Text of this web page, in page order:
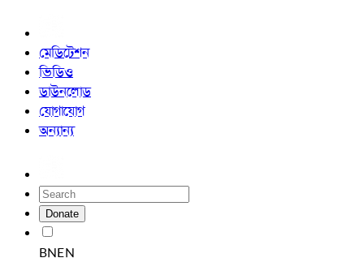
মেডিটেশন
ভিডিও
ডাউনলোড
যোগাযোগ
অন্যান্য
Donate
BNEN